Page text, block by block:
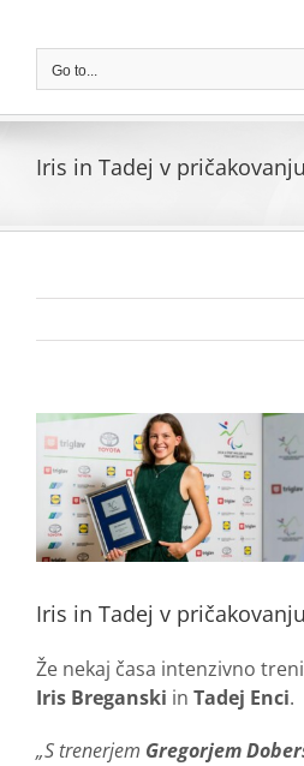
contentGo to...
Iris in Tadej v
View
Larger
Image
Iris in Tadej v
Že nekaj časa intenzivno
Iris Breganski in Tadej Enci.
„S trenerjem Gregorjem